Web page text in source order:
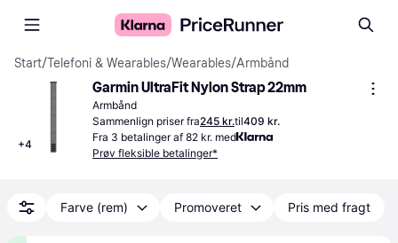
Start/Telefoni & Wearables/Wearables/Armbånd
+4
Garmin UltraFit Nylon Strap 22mm
Armbånd
Sammenlign priser fra245 kr.til409 kr.
Fra 3 betalinger af 82 kr. med
Prøv fleksible betalinger*
Farve (rem) Promoveret Pris med fragt